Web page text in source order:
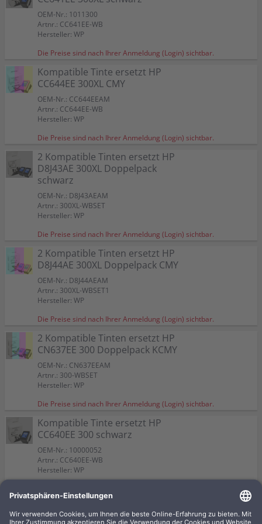
OEM-Nr.: 1011300
Artnr.: CC641EE-WB
Hersteller: WP
Die Preise sind nach Ihrer Anmeldung (Login) sichtbar.
Kompatible Tinte ersetzt HP
CC644EE 300XL CMY
OEM-Nr.: CC644EEAM
Artnr.: CC644EE-WB
Hersteller: WP
Die Preise sind nach Ihrer Anmeldung (Login) sichtbar.
2 Kompatible Tinten ersetzt HP
D8J43AE 300XL Doppelpack
schwarz
OEM-Nr.: D8J43AEAM
Artnr.: 300XL-WBSET
Hersteller: WP
Die Preise sind nach Ihrer Anmeldung (Login) sichtbar.
2 Kompatible Tinten ersetzt HP
D8J44AE 300XL Doppelpack CMY
OEM-Nr.: D8J44AEAM
Artnr.: 300XL-WBSET1
Hersteller: WP
Die Preise sind nach Ihrer Anmeldung (Login) sichtbar.
2 Kompatible Tinten ersetzt HP
CN637EE 300 Doppelpack KCMY
OEM-Nr.: CN637EEAM
Artnr.: 300-WBSET
Hersteller: WP
Die Preise sind nach Ihrer Anmeldung (Login) sichtbar.
Kompatible Tinte ersetzt HP
CC640EE 300 schwarz
OEM-Nr.: 10000052
Artnr.: CC640EE-WB
Hersteller: WP
CC643EE 300 CMY